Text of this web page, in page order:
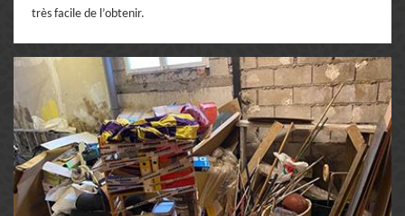
très facile de l’obtenir.